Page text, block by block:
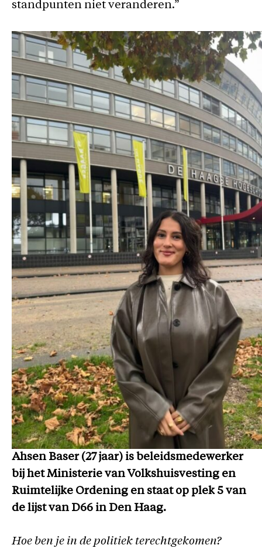
standpunten niet veranderen.”
Ahsen Baser (27 jaar) is beleidsmedewerker
bij het Ministerie van Volkshuisvesting en
Ruimtelijke Ordening en staat op plek 5 van
de lijst van D66 in Den Haag.
Hoe ben je in de politiek terechtgekomen?